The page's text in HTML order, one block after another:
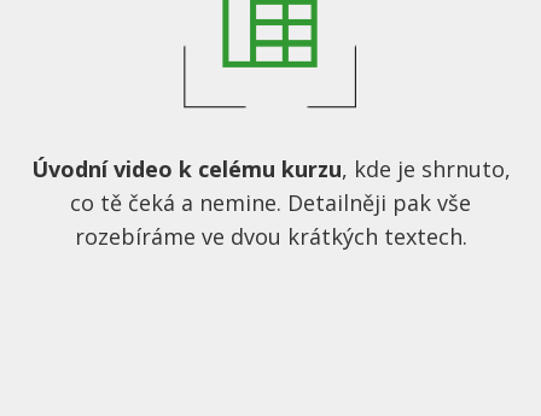
Úvodní video k celému kurzu, kde je shrnuto,
co tě čeká a nemine. Detailněji pak vše
rozebíráme ve dvou krátkých textech.